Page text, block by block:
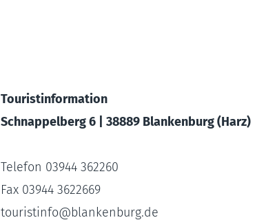
Touristinformation
Schnappelberg 6 | 38889 Blankenburg (Harz)
Telefon 03944 362260
Fax 03944 3622669
touristinfo@blankenburg.de